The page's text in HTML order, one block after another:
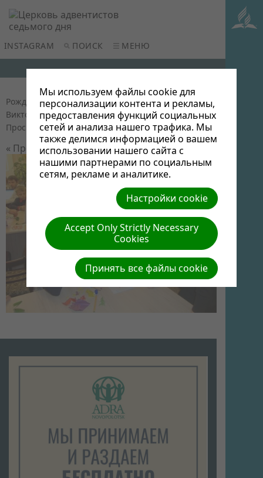
INSTAGRAM ПОИСК МЕНЮ
Рождественское кафе для детей (2015) | Автор:
Виктор Админ | Размер (МБ): 0.1 |Скачать|
Просмотров: 0
« ПредыдущийСледующий »
Мы используем файлы cookie для
персонализации контента и рекламы,
предоставления функций социальных
сетей и анализа нашего трафика. Мы
также делимся информацией о вашем
использовании нашего сайта с
нашими партнерами по социальным
сетям, рекламе и аналитике.
Настройки cookie
Accept Only Strictly Necessary
Cookies
Принять все файлы cookie